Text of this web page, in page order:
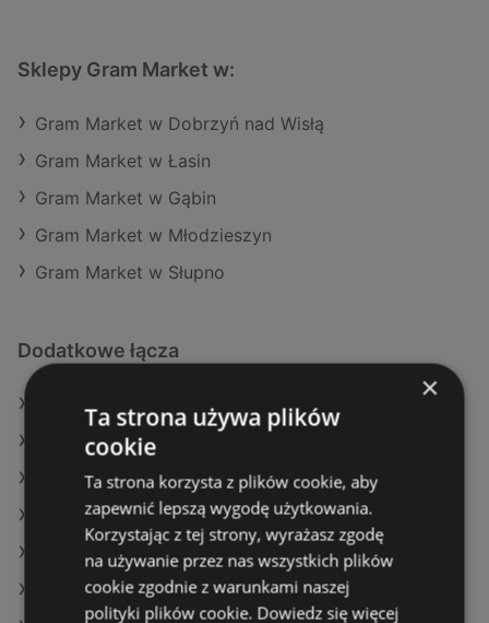
Sklepy Gram Market w:
Gram Market w Dobrzyń nad Wisłą
Gram Market w Łasin
Gram Market w Gąbin
Gram Market w Młodzieszyn
Gram Market w Słupno
Dodatkowe łącza
Oferty Gram Market
Oferty SPAR
Oferty Żabka
Aktualne gazetki Lidl
Aktualne gazetki Aldi
Aktualne gazetki Auchan
×
Ta strona używa plików
cookie
Ta strona korzysta z plików cookie, aby
zapewnić lepszą wygodę użytkowania.
Korzystając z tej strony, wyrażasz zgodę
na używanie przez nas wszystkich plików
cookie zgodnie z warunkami naszej
polityki plików cookie. Dowiedz się więcej